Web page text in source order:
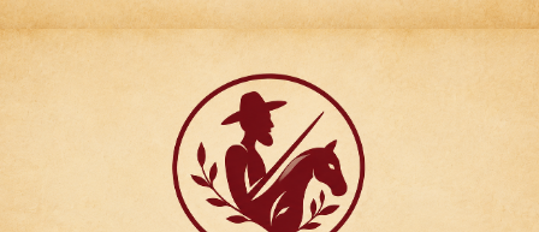
Articulos para
Regalo Torfer.